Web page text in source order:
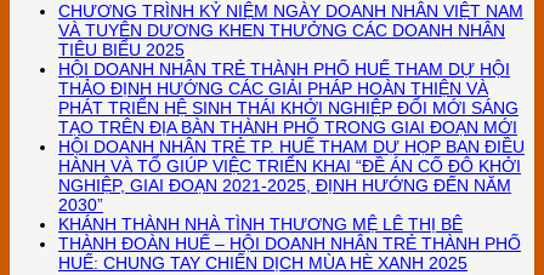
CHƯƠNG TRÌNH KỶ NIỆM NGÀY DOANH NHÂN VIỆT NAM
VÀ TUYÊN DƯƠNG KHEN THƯỞNG CÁC DOANH NHÂN
TIÊU BIỂU 2025
HỘI DOANH NHÂN TRẺ THÀNH PHỐ HUẾ THAM DỰ HỘI
THẢO ĐỊNH HƯỚNG CÁC GIẢI PHÁP HOÀN THIỆN VÀ
PHÁT TRIỂN HỆ SINH THÁI KHỞI NGHIỆP ĐỔI MỚI SÁNG
TẠO TRÊN ĐỊA BÀN THÀNH PHỐ TRONG GIAI ĐOẠN MỚI
HỘI DOANH NHÂN TRẺ TP. HUẾ THAM DỰ HỌP BAN ĐIỀU
HÀNH VÀ TỔ GIÚP VIỆC TRIỂN KHAI “ĐỀ ÁN CỐ ĐÔ KHỞI
NGHIỆP, GIAI ĐOẠN 2021-2025, ĐỊNH HƯỚNG ĐẾN NĂM
2030”
KHÁNH THÀNH NHÀ TÌNH THƯƠNG MỆ LÊ THỊ BÊ
THÀNH ĐOÀN HUẾ – HỘI DOANH NHÂN TRẺ THÀNH PHỐ
HUẾ: CHUNG TAY CHIẾN DỊCH MÙA HÈ XANH 2025